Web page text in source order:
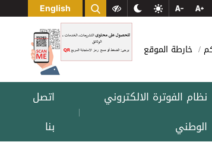
English
خارطة الموقع
نظام الفوترة الالكتروني
الوطني
|
اتصل
بنا